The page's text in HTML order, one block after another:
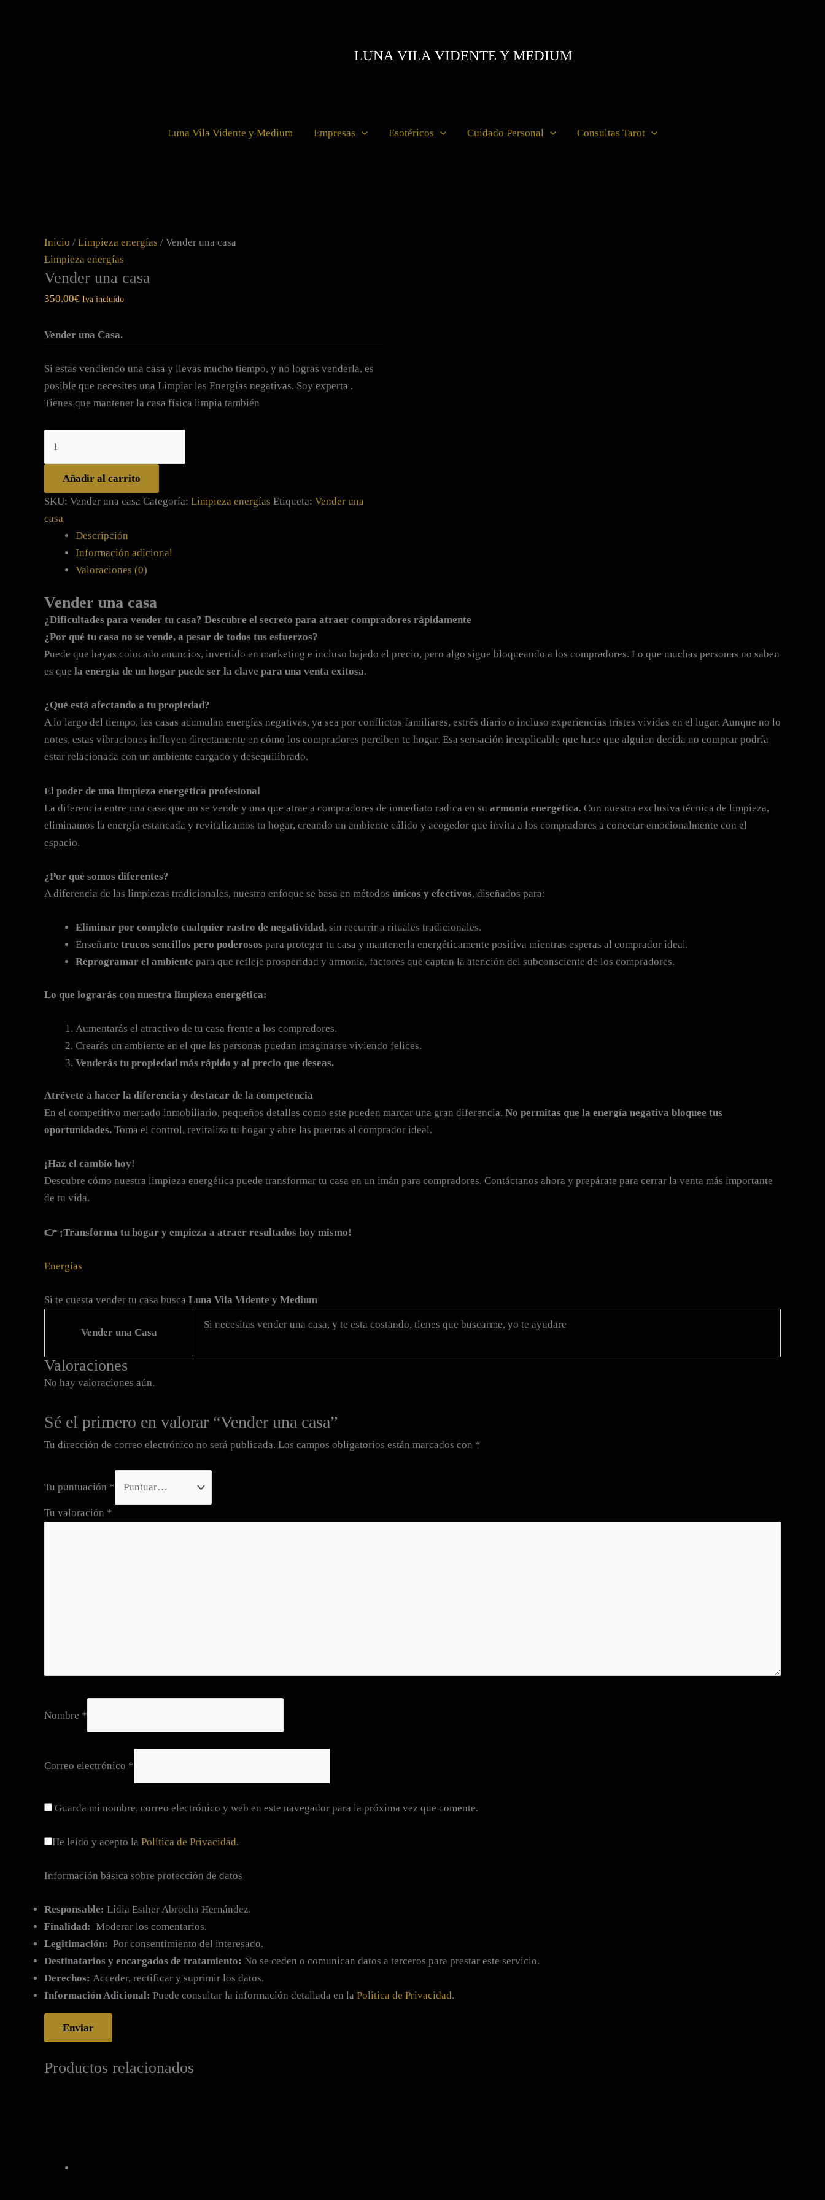
LUNA VILA VIDENTE Y MEDIUM
Luna Vila Vidente y Medium Empresas Esotéricos Cuidado Personal Consultas Tarot
Inicio / Limpieza energías / Vender una casa
Limpieza energías
Vender una casa
350.00€ Iva incluido
Vender una Casa.
Si estas vendiendo una casa y llevas mucho tiempo, y no logras venderla, es
posible que necesites una Limpiar las Energías negativas. Soy experta .
Tienes que mantener la casa física limpia también
Añadir al carrito
SKU: Vender una casa Categoría: Limpieza energías Etiqueta: Vender una
casa
Descripción
Información adicional
Valoraciones (0)
Vender una casa
¿Dificultades para vender tu casa? Descubre el secreto para atraer compradores rápidamente
¿Por qué tu casa no se vende, a pesar de todos tus esfuerzos?
Puede que hayas colocado anuncios, invertido en marketing e incluso bajado el precio, pero algo sigue bloqueando a los compradores. Lo que muchas personas no saben
es que la energía de un hogar puede ser la clave para una venta exitosa.
¿Qué está afectando a tu propiedad?
A lo largo del tiempo, las casas acumulan energías negativas, ya sea por conflictos familiares, estrés diario o incluso experiencias tristes vividas en el lugar. Aunque no lo
notes, estas vibraciones influyen directamente en cómo los compradores perciben tu hogar. Esa sensación inexplicable que hace que alguien decida no comprar podría
estar relacionada con un ambiente cargado y desequilibrado.
El poder de una limpieza energética profesional
La diferencia entre una casa que no se vende y una que atrae a compradores de inmediato radica en su armonía energética. Con nuestra exclusiva técnica de limpieza,
eliminamos la energía estancada y revitalizamos tu hogar, creando un ambiente cálido y acogedor que invita a los compradores a conectar emocionalmente con el
espacio.
¿Por qué somos diferentes?
A diferencia de las limpiezas tradicionales, nuestro enfoque se basa en métodos únicos y efectivos, diseñados para:
Eliminar por completo cualquier rastro de negatividad, sin recurrir a rituales tradicionales.
Enseñarte trucos sencillos pero poderosos para proteger tu casa y mantenerla energéticamente positiva mientras esperas al comprador ideal.
Reprogramar el ambiente para que refleje prosperidad y armonía, factores que captan la atención del subconsciente de los compradores.
Lo que lograrás con nuestra limpieza energética:
Aumentarás el atractivo de tu casa frente a los compradores.
Crearás un ambiente en el que las personas puedan imaginarse viviendo felices.
Venderás tu propiedad más rápido y al precio que deseas.
Atrévete a hacer la diferencia y destacar de la competencia
En el competitivo mercado inmobiliario, pequeños detalles como este pueden marcar una gran diferencia. No permitas que la energía negativa bloquee tus
oportunidades. Toma el control, revitaliza tu hogar y abre las puertas al comprador ideal.
¡Haz el cambio hoy!
Descubre cómo nuestra limpieza energética puede transformar tu casa en un imán para compradores. Contáctanos ahora y prepárate para cerrar la venta más importante
de tu vida.
👉 ¡Transforma tu hogar y empieza a atraer resultados hoy mismo!
Energías
Si te cuesta vender tu casa busca Luna Vila Vidente y Medium
Vender una Casa
Si necesitas vender una casa, y te esta costando, tienes que buscarme, yo te ayudare
Valoraciones
No hay valoraciones aún.
Sé el primero en valorar “Vender una casa”
Tu dirección de correo electrónico no será publicada. Los campos obligatorios están marcados con *
Tu puntuación *
Tu valoración *
Nombre *
Correo electrónico *
Guarda mi nombre, correo electrónico y web en este navegador para la próxima vez que comente.
He leído y acepto la Política de Privacidad.
Información básica sobre protección de datos
Responsable: Lidia Esther Abrocha Hernández.
Finalidad: Moderar los comentarios.
Legitimación: Por consentimiento del interesado.
Destinatarios y encargados de tratamiento: No se ceden o comunican datos a terceros para prestar este servicio.
Derechos: Acceder, rectificar y suprimir los datos.
Información Adicional: Puede consultar la información detallada en la Política de Privacidad.
Productos relacionados